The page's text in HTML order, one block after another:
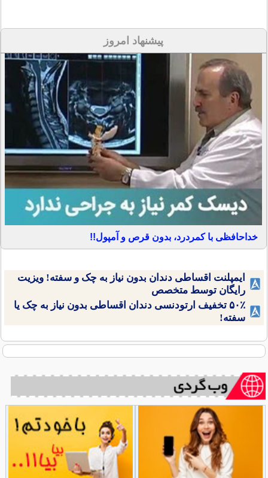
پیشنهاد امروز
خداحافظی با کمردرد، بدون قرص و آمپول!!
ایمپلنت اقساطی دندان بدون نیاز به چک و سفته! ویزیت
رایگان توسط متخصص
۵۰٪ تخفیف ارتودنسی دندان اقساطی بدون نیاز به چک یا
سفته!